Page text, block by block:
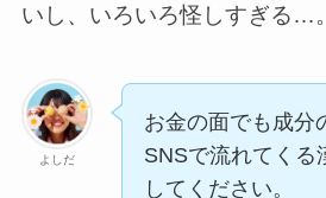
いし、いろいろ怪しすぎる…。
よしだ
お金の面でも成分
SNSで流れてくる
してください。